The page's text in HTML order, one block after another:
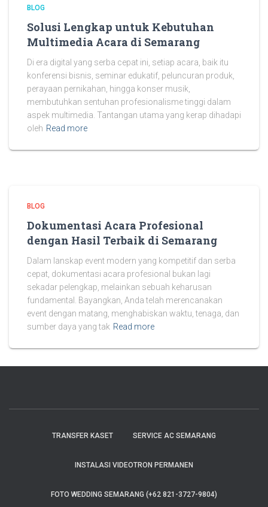
BLOG
Solusi Lengkap untuk Kebutuhan
Multimedia Acara di Semarang
Di era digital yang serba cepat ini, setiap acara, baik itu
konferensi bisnis, seminar edukatif, peluncuran produk,
perayaan pernikahan, hingga konser musik,
membutuhkan sentuhan profesionalisme tinggi dalam
aspek multimedia. Tantangan utama yang kerap dihadapi
oleh Read more
BLOG
Dokumentasi Acara Profesional
dengan Hasil Terbaik di Semarang
Dalam lanskap event modern yang kompetitif dan serba
cepat, dokumentasi acara profesional bukan lagi
sekadar pelengkap, melainkan sebuah keharusan
fundamental. Bayangkan, Anda telah merencanakan
event dengan matang, menghabiskan waktu, tenaga, dan
sumber daya yang tak Read more
TRANSFER KASET SERVICE AC SEMARANG
INSTALASI VIDEOTRON PERMANEN
FOTO WEDDING SEMARANG (+62 821-3727-9804)